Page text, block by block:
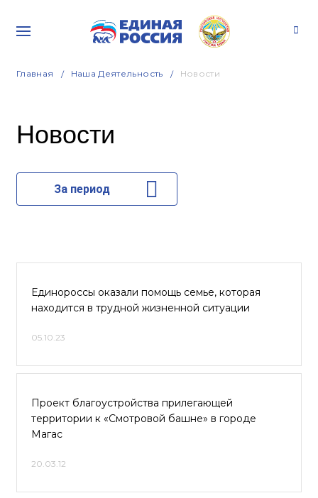
Главная Наша Деятельность Новости
Новости
За период
Единороссы оказали помощь семье, которая
находится в трудной жизненной ситуации
05.10.23
Проект благоустройства прилегающей
территории к «Смотровой башне» в городе
Магас
20.03.12